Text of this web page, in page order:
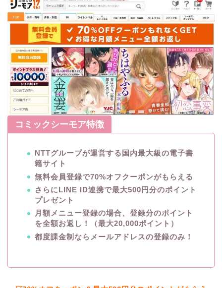
コミックシーモア特徴
NTTグループが運営する国内最大級の電子書
籍サイト
無料会員登録で70%オフクーポンがもらえる
さらにLINE ID連携で最大500円分のポイント
プレゼント
月額メニュー登録の場合、登録分のポイント
を全額お返し！（最大20,000ポイント）
都度課金制ならメールアドレスの登録のみ！